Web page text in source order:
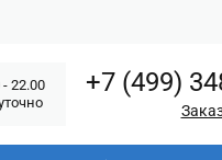
22.00
+7 (499)